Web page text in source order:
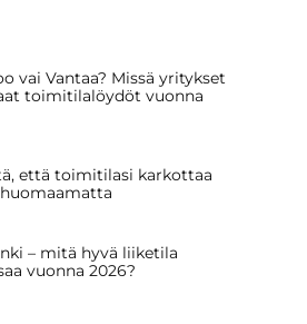
vai Vantaa? Missä yritykset
toimitilalöydöt vuonna
että toimitilasi karkottaa
– mitä hyvä liiketila
vuonna 2026?